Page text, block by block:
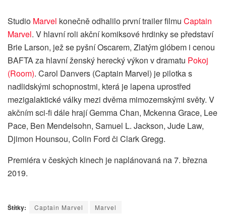
Studio Marvel konečně odhalilo první trailer filmu Captain
Marvel. V hlavní roli akční komiksové hrdinky se představí
Brie Larson, jež se pyšní Oscarem, Zlatým glóbem i cenou
BAFTA za hlavní ženský herecký výkon v dramatu Pokoj
(Room). Carol Danvers (Captain Marvel) je pilotka s
nadlidskými schopnostmi, která je lapena uprostřed
mezigalaktické války mezi dvěma mimozemskými světy. V
akčním sci-fi dále hrají Gemma Chan, Mckenna Grace, Lee
Pace, Ben Mendelsohn, Samuel L. Jackson, Jude Law,
Djimon Hounsou, Colin Ford či Clark Gregg.
Premiéra v českých kinech je naplánovaná na 7. března
2019.
Štítky: Captain Marvel Marvel